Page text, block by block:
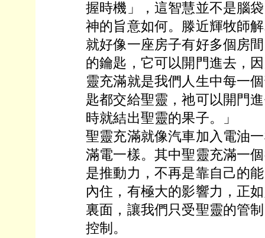
握時機」，這智慧並不是腦
神的旨意如何。滕近輝牧師
就好像一座房子有好多個房
的鑰匙，它可以開門進去，
靈充滿就是我們人生中每一
匙都交給聖靈，祂可以開門
時就結出聖靈的果子。」
聖靈充滿就像汽車加入電油
滿電一樣。其中聖靈充滿一
是推動力，不再是靠自己的
內住，有極大的影響力，正
裏面，讓我們只受聖靈的管
控制。